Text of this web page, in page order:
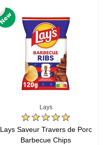
Lays
Lays Saveur Travers de Porc
Barbecue Chips